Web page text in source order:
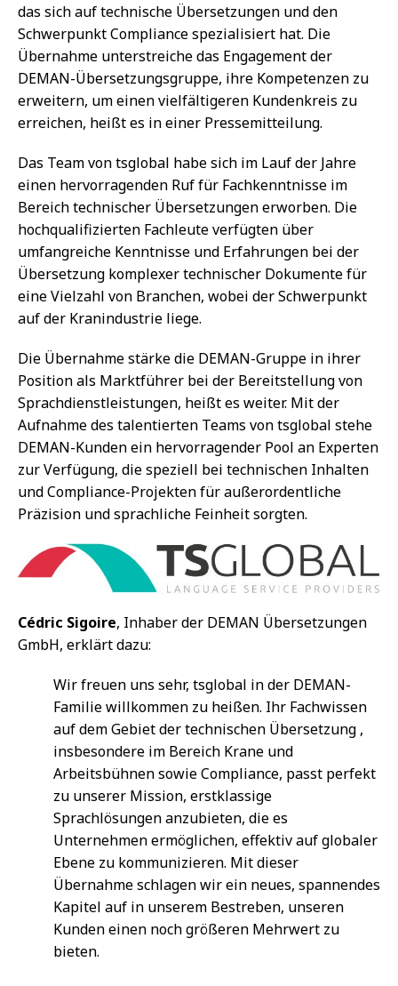
das sich auf technische Übersetzungen und den
Schwerpunkt Compliance spezialisiert hat. Die
Übernahme unterstreiche das Engagement der
DEMAN-Übersetzungsgruppe, ihre Kompetenzen zu
erweitern, um einen vielfältigeren Kundenkreis zu
erreichen, heißt es in einer Pressemitteilung.
Das Team von tsglobal habe sich im Lauf der Jahre
einen hervorragenden Ruf für Fachkenntnisse im
Bereich technischer Übersetzungen erworben. Die
hochqualifizierten Fachleute verfügten über
umfangreiche Kenntnisse und Erfahrungen bei der
Übersetzung komplexer technischer Dokumente für
eine Vielzahl von Branchen, wobei der Schwerpunkt
auf der Kranindustrie liege.
Die Übernahme stärke die DEMAN-Gruppe in ihrer
Position als Marktführer bei der Bereitstellung von
Sprachdienstleistungen, heißt es weiter. Mit der
Aufnahme des talentierten Teams von tsglobal stehe
DEMAN-Kunden ein hervorragender Pool an Experten
zur Verfügung, die speziell bei technischen Inhalten
und Compliance-Projekten für außerordentliche
Präzision und sprachliche Feinheit sorgten.
Cédric Sigoire, Inhaber der DEMAN Übersetzungen
GmbH, erklärt dazu:
Wir freuen uns sehr, tsglobal in der DEMAN-
Familie willkommen zu heißen. Ihr Fachwissen
auf dem Gebiet der technischen Übersetzung ,
insbesondere im Bereich Krane und
Arbeitsbühnen sowie Compliance, passt perfekt
zu unserer Mission, erstklassige
Sprachlösungen anzubieten, die es
Unternehmen ermöglichen, effektiv auf globaler
Ebene zu kommunizieren. Mit dieser
Übernahme schlagen wir ein neues, spannendes
Kapitel auf in unserem Bestreben, unseren
Kunden einen noch größeren Mehrwert zu
bieten.